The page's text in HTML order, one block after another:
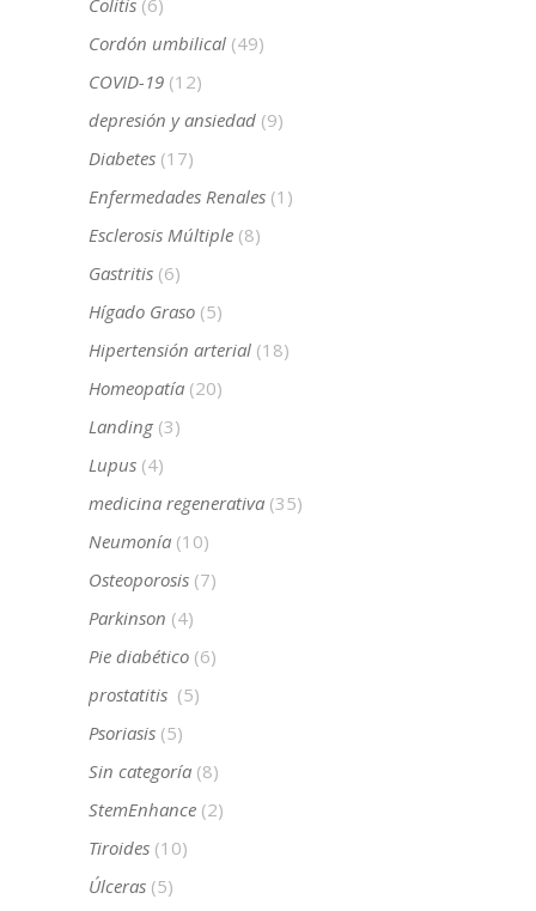
Cordón umbilical (49)
COVID-19 (12)
depresión y ansiedad (9)
Diabetes (17)
Enfermedades Renales (1)
Esclerosis Múltiple (8)
Gastritis (6)
Hígado Graso (5)
Hipertensión arterial (18)
Homeopatía (20)
Landing (3)
Lupus (4)
medicina regenerativa (35)
Neumonía (10)
Osteoporosis (7)
Parkinson (4)
Pie diabético (6)
prostatitis (5)
Psoriasis (5)
Sin categoría (8)
StemEnhance (2)
Tiroides (10)
Úlceras (5)